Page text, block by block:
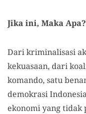
Jika ini, Maka Apa?
Dari kriminalisasi
kekuasaan, dari
komando, satu
demokrasi
ekonomi yang tidak